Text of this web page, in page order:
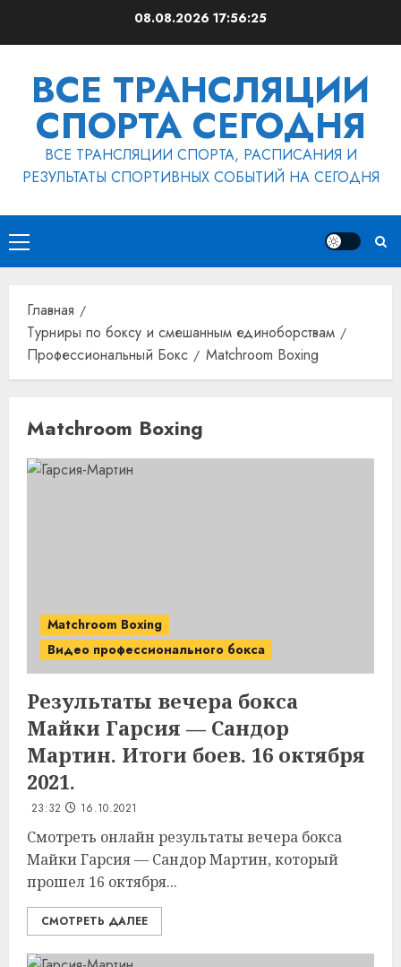
08.08.2026 17:56:26
ВСЕ ТРАНСЛЯЦИИ
СПОРТА СЕГОДНЯ
ВСЕ ТРАНСЛЯЦИИ СПОРТА, РАСПИСАНИЯ И
РЕЗУЛЬТАТЫ СПОРТИВНЫХ СОБЫТИЙ НА СЕГОДНЯ
Основное
меню
Главная
Турниры по боксу и смешанным единоборствам
Профессиональный Бокс
Matchroom Boxing
Matchroom Boxing
Matchroom Boxing
Видео профессионального бокса
Результаты вечера бокса
Майки Гарсия — Сандор
Мартин. Итоги боев. 16 октября
2021.
23:32 16.10.2021
Смотреть онлайн результаты вечера бокса
Майки Гарсия — Сандор Мартин, который
прошел 16 октября...
СМОТРЕТЬ ДАЛЕЕ